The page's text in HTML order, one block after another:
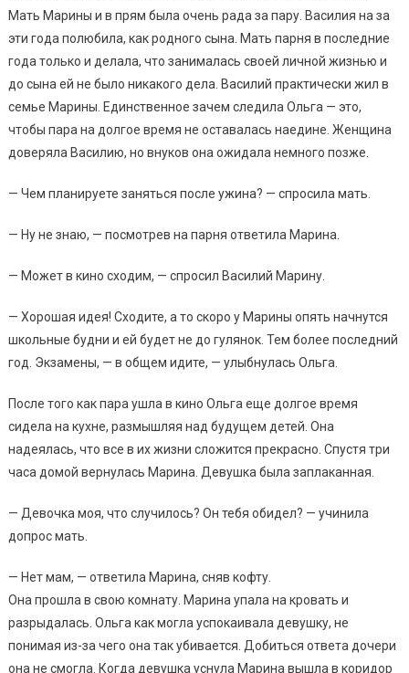
Мать Марины и в прям была очень рада за пару. Василия на за
эти года полюбила, как родного сына. Мать парня в последние
года только и делала, что занималась своей личной жизнью и
до сына ей не было никакого дела. Василий практически жил в
семье Марины. Единственное зачем следила Ольга — это,
чтобы пара на долгое время не оставалась наедине. Женщина
доверяла Василию, но внуков она ожидала немного позже.
— Чем планируете заняться после ужина? — спросила мать.
— Ну не знаю, — посмотрев на парня ответила Марина.
— Может в кино сходим, — спросил Василий Марину.
— Хорошая идея! Сходите, а то скоро у Марины опять начнутся
школьные будни и ей будет не до гулянок. Тем более последний
год. Экзамены, — в общем идите, — улыбнулась Ольга.
После того как пара ушла в кино Ольга еще долгое время
сидела на кухне, размышляя над будущем детей. Она
надеялась, что все в их жизни сложится прекрасно. Спустя три
часа домой вернулась Марина. Девушка была заплаканная.
— Девочка моя, что случилось? Он тебя обидел? — учинила
допрос мать.
— Нет мам, — ответила Марина, сняв кофту.
Она прошла в свою комнату. Марина упала на кровать и
разрыдалась. Ольга как могла успокаивала девушку, не
понимая из-за чего она так убивается. Добиться ответа дочери
она не смогла. Когда девушка уснула Марина вышла в коридор